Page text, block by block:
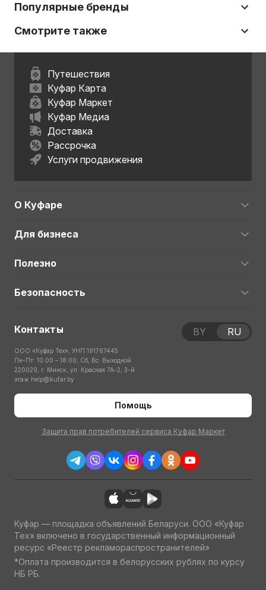
Популярные бренды
Смотрите также
Путешествия
Куфар Карта
Куфар Маркет
Куфар Медиа
Доставка
Рассрочка
Услуги продвижения
О Куфаре
Для бизнеса
Полезно
Безопасность
Контакты
ООО «Куфар Тех», УНП 191767445
Пн-Пт: 10:00 – 18:00; Сб, Вс: Выходной
220029, г. Минск, ул. Красная 7А-2, 3-й
этаж help@kufar.by
Помощь
Защита прав потребителей сервиса Куфар Маркет
BY RU
Куфар — площадка объявлений Беларуси. ООО «Куфар
Тех» включено в государственный информационный
ресурс «Реестр рекламораспространителей»
*Оплата производится в белорусских рублях по курсу
НБ РБ.